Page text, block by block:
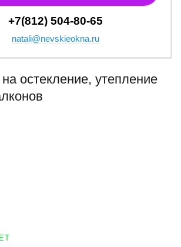
+7(812) 504-80-65
natali@nevskieokna.ru
остекление, утепление